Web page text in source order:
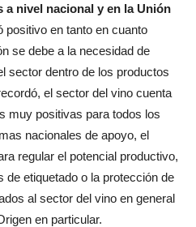
a nivel nacional y en la Unión
positivo en tanto en cuanto
se debe a la necesidad de
sector dentro de los productos
el sector del vino cuenta
muy positivas para todos los
nacionales de apoyo, el
regular el potencial productivo,
etiquetado o la protección de
al sector del vino en general
en particular.